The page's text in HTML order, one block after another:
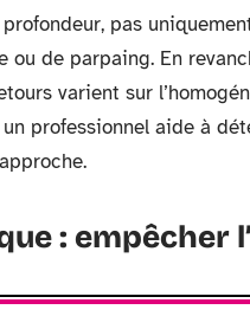
pas
ou de parpaing. En
varient sur
professionnel aide à
: empêcher